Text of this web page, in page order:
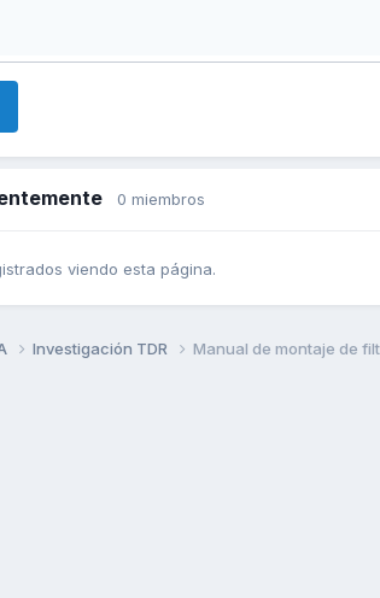
0 miembros
viendo esta página.
Investigación TDR Manual de montaje de